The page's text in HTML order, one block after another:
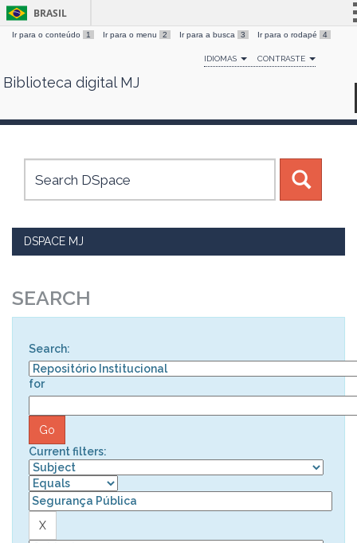
Skip
BRASIL
Simplifique!
Comunica BR
Canais
Ir para o conteúdo 1 Ir para o menu 2 Ir para a busca 3 Ir para o rodapé 4
IDIOMAS CONTRASTE
Biblioteca digital MJ
DSPACE MJ
SEARCH
Search:
for
Current filters: